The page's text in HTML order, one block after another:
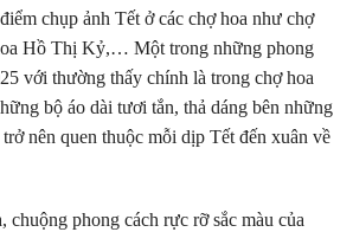
chụp ảnh Tết ở các chợ hoa như chợ
Hồ Thị Kỷ,… Một trong những phong
với thường thấy chính là trong chợ hoa
bộ áo dài tươi tắn, thả dáng bên những
nên quen thuộc mỗi dịp Tết đến xuân về
chuộng phong cách rực rỡ sắc màu của